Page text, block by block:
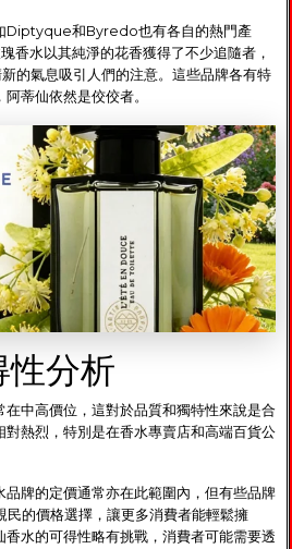
Diptyque和Byredo也有各自的熱門產
香水以其純淨的花香獲得了不少追隨者，
的氣息吸引人們的注意。這些品牌各有特
蒂仙依然是佼佼者。
性分析
在中高價位，這對於品質和獨特性來說是合
對熱烈，特別是在香水專賣店和高端百貨公
品牌的定價通常亦在此範圍內，但有些品牌
的價格選擇，讓更多消費者能輕鬆擁
水的可得性略有挑戰，消費者可能需要透